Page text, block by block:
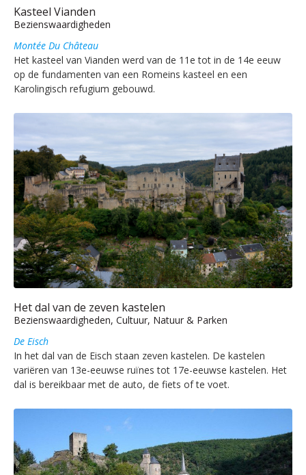
Kasteel Vianden
Bezienswaardigheden
Montée Du Château
Het kasteel van Vianden werd van de 11e tot in de 14e eeuw
op de fundamenten van een Romeins kasteel en een
Karolingisch refugium gebouwd.
Het dal van de zeven kastelen
Bezienswaardigheden, Cultuur, Natuur & Parken
De Eisch
In het dal van de Eisch staan zeven kastelen. De kastelen
variëren van 13e-eeuwse ruïnes tot 17e-eeuwse kastelen. Het
dal is bereikbaar met de auto, de fiets of te voet.